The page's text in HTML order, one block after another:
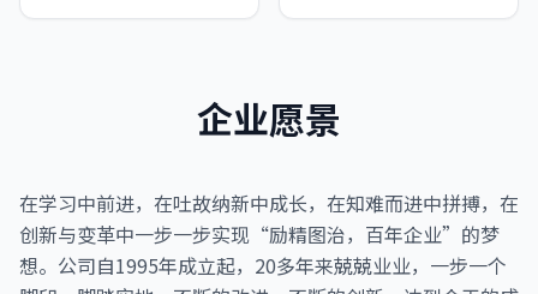
企业愿景
在学习中前进，在吐故纳新中成长，在知难而进中拼搏，在
创新与变革中一步一步实现“励精图治，百年企业”的梦
想。公司自1995年成立起，20多年来兢兢业业，一步一个